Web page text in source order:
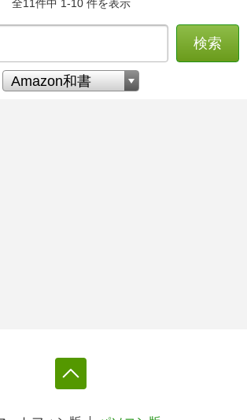
全11件中 1-10 件を表示
検索